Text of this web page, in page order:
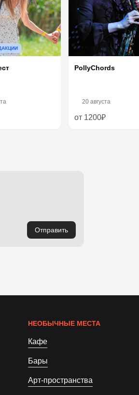
PollyChords
20 августа
от 1200₽
Отправить
НЕОБЫЧНЫЕ МЕСТА
Кафе
Бары
Арт-пространства